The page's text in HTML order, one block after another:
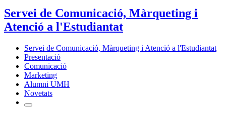
Servei de Comunicació, Màrqueting i
Atenció a l'Estudiantat
Servei de Comunicació, Màrqueting i Atenció a l'Estudiantat
Presentació
Comunicació
Marketing
Alumni UMH
Novetats